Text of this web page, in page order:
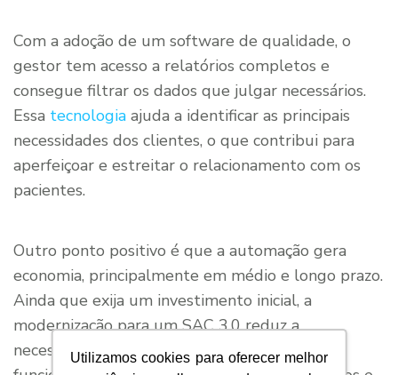
Utilizamos cookies para oferecer melhor
Com a adoção de um software de qualidade, o
gestor tem acesso a relatórios completos e
consegue filtrar os dados que julgar necessários.
Essa tecnologia ajuda a identificar as principais
necessidades dos clientes, o que contribui para
aperfeiçoar e estreitar o relacionamento com os
pacientes.
Outro ponto positivo é que a automação gera
economia, principalmente em médio e longo prazo.
Ainda que exija um investimento inicial, a
modernização para um SAC 3.0 reduz a
necessidade de recrutar maior número de